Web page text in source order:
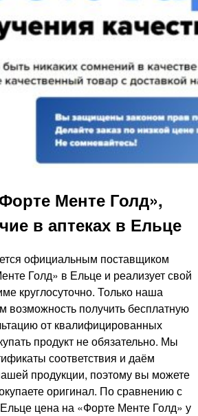
Менте Голд»,
в аптеках в Ельце
официальным поставщиком
Голд» в Ельце и реализует свой
круглосуточно. Только наша
возможность получить бесплатную
от квалифицированных
продукт не обязательно. Мы
соответствия и даём
продукции, поэтому вы можете
оригинал. По сравнению с
цена на «Форте Менте Голд» у